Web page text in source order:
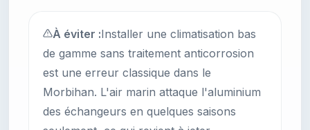
À éviter :Installer une climatisation bas
de gamme sans traitement anticorrosion
est une erreur classique dans le
Morbihan. L'air marin attaque l'aluminium
des échangeurs en quelques saisons